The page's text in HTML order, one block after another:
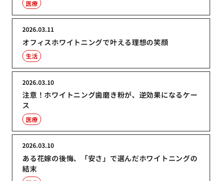
医療
オフィスホワイトニングで叶える理想の笑顔
2026.03.11
生活
注意！ホワイトニング歯磨き粉が、逆効果になるケー
ス
2026.03.10
医療
ある花嫁の後悔、「安さ」で選んだホワイトニングの
結末
2026.03.10